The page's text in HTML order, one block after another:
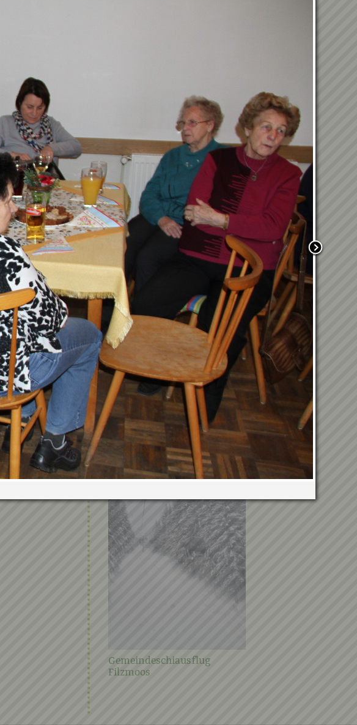
Verwandte Einträge
Du hast Lust, Teil unseres
Teams zu werden?
03.07.2026 - Bericht vom
Ausflug nach Kärnten
12.06.2026 - Eröffnung des
Landesbüros - ÖRHB
Landesgruppe Steiermark
18.04.2026 - Frühjahrsputz
2026
08.04.2026 -
Abschlussveranstaltung
Blumenschmuckbewerb
05.04.2026 - Osterweckruf
14.03.20206 - 1. Hosn-owi-
Turnier
Weltmeisterliche
Rettungshundearbeit in
Kraubath an der Mur
20. Kraubather
Hallenfußballturnier
9.1.2026
Wunschkonzert 2025
Verwandte Galerien
Gemeindeschiausflug
Filzmoos